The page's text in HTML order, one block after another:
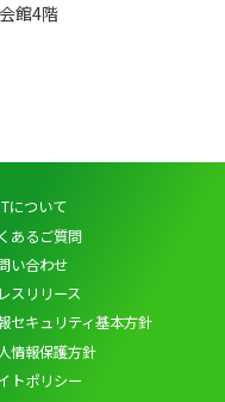
館4階
について
あるご質問
い合わせ
スリリース
セキュリティ基本方針
情報保護方針
トポリシー